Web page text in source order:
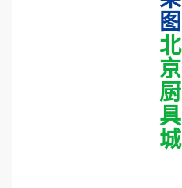
图
北
京
厨
具
城